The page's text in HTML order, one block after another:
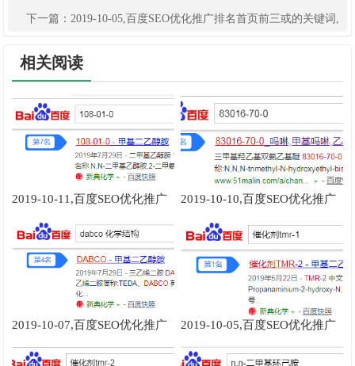
词,Dmdee,异辛酸锌,化学催化剂,n,n-二甲基环己胺,a400催化剂
下一篇： 2019-10-05,百度SEO优化推广排名首页前三或的关键词,
相关阅读
2019-10-11,百度SEO优化推广
01-0,k-15,k-15催化剂,五甲基二
乙烯三胺,新癸酸锌
2019-10-10,百度SEO优化推广
4394-85-8,dabco t9,83016-70-
0,tmeda,n甲基
2019-10-07,百度SEO优化推广
剂sa112,kosmos 29,a300催化
2019-10-05,百度SEO优化推广
酯催化剂 tmr2,jeffcat dmdee,二